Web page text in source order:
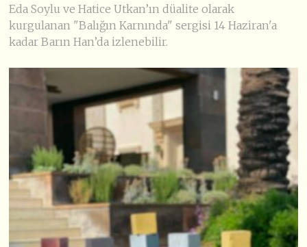
Eda Soylu ve Hatice Utkan’ın düalite olarak
kurgulanan "Balığın Karnında" sergisi 14 Haziran'a
kadar Barın Han’da izlenebilir.